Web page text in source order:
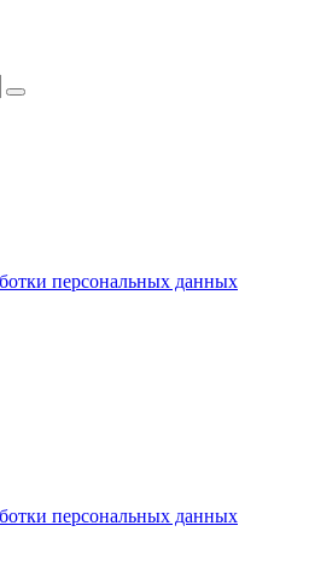
персональных данных
персональных данных